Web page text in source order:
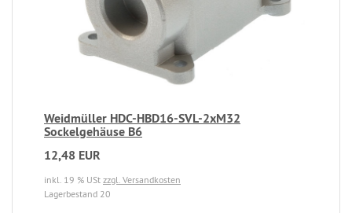
Weidmüller HDC-HBD16-SVL-2xM32
Sockelgehäuse B6
12,48 EUR
inkl. 19 % USt zzgl. Versandkosten
Lagerbestand 20